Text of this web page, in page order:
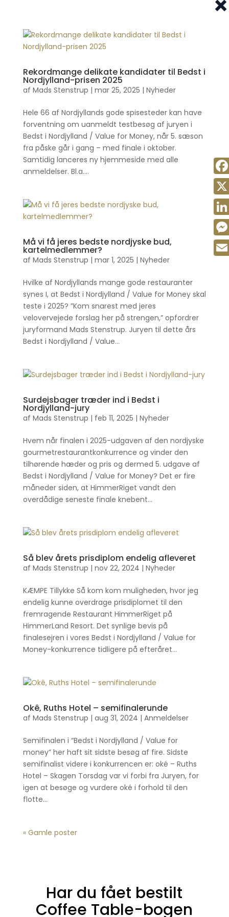
Rekordmange delikate kandidater til Bedst i
Nordjylland-prisen 2025
af Mads Stenstrup | mar 25, 2025 | Nyheder
Hele 66 af Nordjyllands gode spisesteder kan have
forventning om uanmeldt testbesøg af juryen i
Bedst i Nordjylland / Value for Money, når 5. sæson
fra påske går i gang – med finale i oktober.
Samtidig lanceres ny hjemmeside med alle
anmeldelser. Bl.a....
Må vi få jeres bedste nordjyske bud,
kartelmedlemmer?
af Mads Stenstrup | mar 1, 2025 | Nyheder
Hvilke af Nordjyllands mange gode restauranter
synes I, at Bedst i Nordjylland / Value for Money skal
teste i 2025? ”Kom snarest med jeres
velovervejede forslag her på strengen,” opfordrer
juryformand Mads Stenstrup. Juryen til dette års
Bedst i Nordjylland / Value...
Surdejsbager træder ind i Bedst i
Nordjylland-jury
af Mads Stenstrup | feb 11, 2025 | Nyheder
Hvem når finalen i 2025-udgaven af den nordjyske
gourmetrestaurantkonkurrence og vinder den
tilhørende hæder og pris og dermed 5. udgave af
Bedst i Nordjylland / Value for Money? Det er fire
måneder siden, at HimmerRiget vandt den
overdådige seneste finale knebent...
Så blev årets prisdiplom endelig afleveret
af Mads Stenstrup | nov 22, 2024 | Nyheder
KÆMPE Tillykke Så kom kom muligheden, hvor jeg
endelig kunne overdrage prisdiplomet til den
fremragende Restaurant HimmerRiget på
HimmerLand Resort. Det synlige bevis på
finalesejren i vores Bedst i Nordjylland / Value for
Money-konkurrence tidligere på efteråret...
Okê, Ruths Hotel – semifinalerunde
af Mads Stenstrup | aug 31, 2024 | Anmeldelser
Semifinalen i “Bedst i Nordjylland / Value for
money” her haft sit sidste besøg af fire. Sidste
semifinalist videre i konkurrencen er: oké – Ruths
Hotel – Skagen Torsdag var vi forbi fra Juryen, for
igen at besøge og vurdere oké i forhold til den
flotte...
« Gamle poster
X
Har du fået bestilt
Coffee Table-bogen